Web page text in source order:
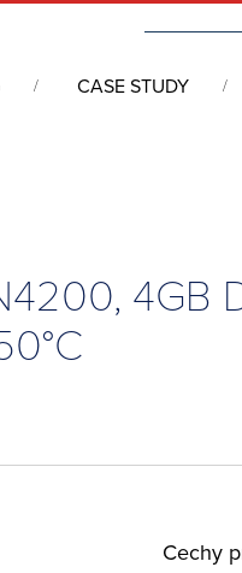
CASE STUDY
4GB
Cechy